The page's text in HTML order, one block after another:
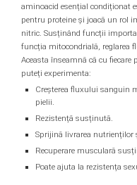
Swanson
Under Armour
Universal
Vitargo
Weider
Zenana
aminoacid esențial condiționat
pentru proteine ​​și joacă un rol
nitric. Susținând funcții
funcția mitocondrială, reglarea
Aceasta înseamnă că cu fiecare
puteți experimenta:
Creșterea fluxului sanguin
pielii.
Rezistență susținută.
Sprijină livrarea nutrienților
Recuperare musculară
Poate ajuta la rezistența